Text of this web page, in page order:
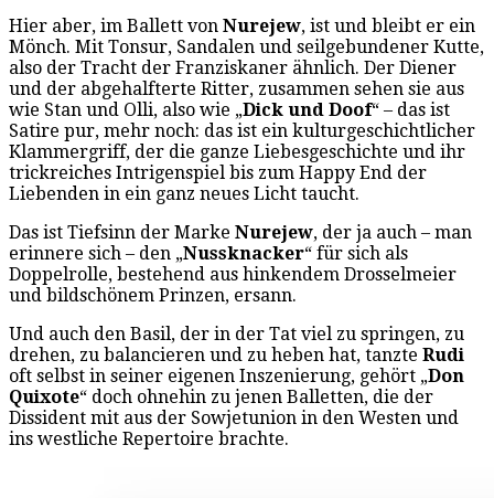
Hier aber, im Ballett von Nurejew, ist und bleibt er ein
Mönch. Mit Tonsur, Sandalen und seilgebundener Kutte,
also der Tracht der Franziskaner ähnlich. Der Diener
und der abgehalfterte Ritter, zusammen sehen sie aus
wie Stan und Olli, also wie „Dick und Doof“ – das ist
Satire pur, mehr noch: das ist ein kulturgeschichtlicher
Klammergriff, der die ganze Liebesgeschichte und ihr
trickreiches Intrigenspiel bis zum Happy End der
Liebenden in ein ganz neues Licht taucht.
Das ist Tiefsinn der Marke Nurejew, der ja auch – man
erinnere sich – den „Nussknacker“ für sich als
Doppelrolle, bestehend aus hinkendem Drosselmeier
und bildschönem Prinzen, ersann.
Und auch den Basil, der in der Tat viel zu springen, zu
drehen, zu balancieren und zu heben hat, tanzte Rudi
oft selbst in seiner eigenen Inszenierung, gehört „Don
Quixote“ doch ohnehin zu jenen Balletten, die der
Dissident mit aus der Sowjetunion in den Westen und
ins westliche Repertoire brachte.